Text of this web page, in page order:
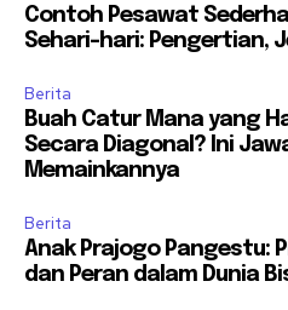
Contoh Pesawat
Sehari-hari: Pengertian,
Berita
Buah Catur Mana yang
Secara Diagonal? Ini
Memainkannya
Berita
Anak Prajogo Pangestu:
dan Peran dalam Dunia